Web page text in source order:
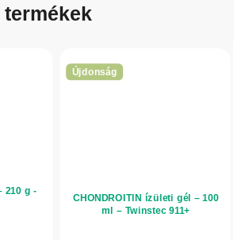
210 g -
Újdonság
CHONDROITIN ízületi gél – 100
ml – Twinstec 911+